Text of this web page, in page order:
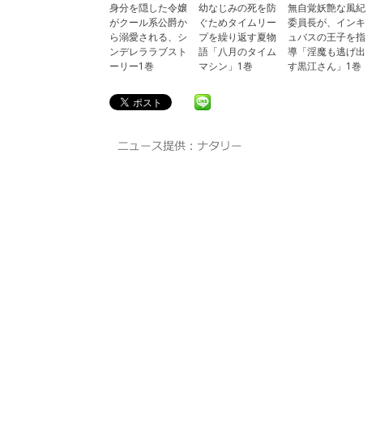
身分を隠した令嬢
がクール系公爵か
ら溺愛される、シ
ンデレララブスト
ーリー1巻
幼なじみの死を防
ぐためタイムリー
プを繰り返す夏物
語「八月のタイム
マシン」1巻
無自覚妖艶な風紀
委員長が、インキ
ュバスの王子を指
導「淫魔も逃げ出
す黒江さん」1巻